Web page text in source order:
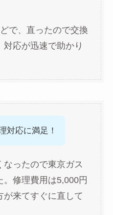
で、直ったので交換
対応が迅速で助かり
対応に満足！
ったので東京ガス
修理費用は5,000円
が来てすぐに直して